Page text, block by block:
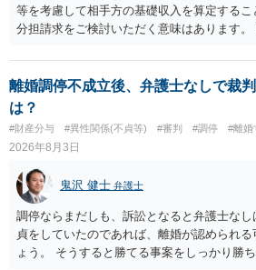
等を考慮して相手方の基礎収入を算定する
分担請求をご検討いただく意味はあります
て、ご検討いただくのが良いかと思います。
離婚調停不成立後、弁護士なしで裁
は？
#財産分与 #異性関係(不貞等) #審判 #調停 #離婚
2026年8月3日
鬼沢 健士 弁護士
調停ならまだしも、訴訟となると弁護士な
貞をしていたのであれば、離婚が認められ
ょう。 そうすると勝てる事案をしっかり勝